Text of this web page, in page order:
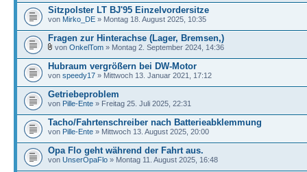
Sitzpolster LT BJ'95 Einzelvordersitze
von Mirko_DE » Montag 18. August 2025, 10:35
Fragen zur Hinterachse (Lager, Bremsen,)
von OnkelTom » Montag 2. September 2024, 14:36
Hubraum vergrößern bei DW-Motor
von speedy17 » Mittwoch 13. Januar 2021, 17:12
Getriebeproblem
von Pille-Ente » Freitag 25. Juli 2025, 22:31
Tacho/Fahrtenschreiber nach Batterieabklemmung
von Pille-Ente » Mittwoch 13. August 2025, 20:00
Opa Flo geht während der Fahrt aus.
von UnserOpaFlo » Montag 11. August 2025, 16:48